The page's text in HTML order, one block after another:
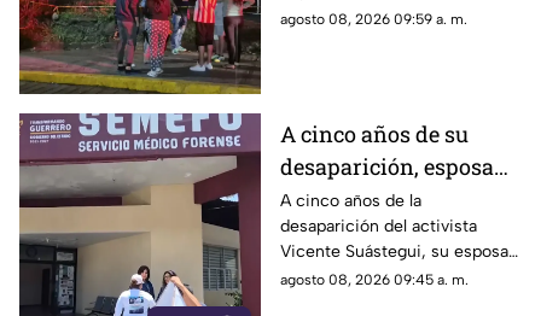
precipitaciones y el reporte de
agosto 08, 2026 09:59 a. m.
A cinco años de su
desaparición, esposa
de Vicente Suástegui
acude al Semefo en
Chilpancingo
A cinco años de la
desaparición del activista
Vicente Suástegui, su esposa
acudió al Semefo de
agosto 08, 2026 09:45 a. m.